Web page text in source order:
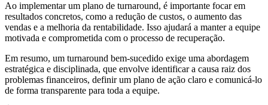
Ao implementar um plano de turnaround, é importante focar em
resultados concretos, como a redução de custos, o aumento das
vendas e a melhoria da rentabilidade. Isso ajudará a manter a equipe
motivada e comprometida com o processo de recuperação.
Em resumo, um turnaround bem-sucedido exige uma abordagem
estratégica e disciplinada, que envolve identificar a causa raiz dos
problemas financeiros, definir um plano de ação claro e comunicá-lo
de forma transparente para toda a equipe.